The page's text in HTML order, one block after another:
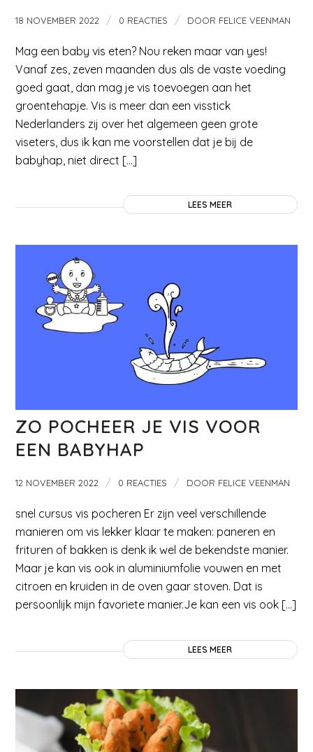
18 NOVEMBER 2022 / 0 REACTIES / DOOR FELICE VEENMAN
Mag een baby vis eten? Nou reken maar van yes!
Vanaf zes, zeven maanden dus als de vaste voeding
goed gaat, dan mag je vis toevoegen aan het
groentehapje. Vis is meer dan een visstick
Nederlanders zij over het algemeen geen grote
viseters, dus ik kan me voorstellen dat je bij de
babyhap, niet direct […]
LEES MEER
ZO POCHEER JE VIS VOOR
EEN BABYHAP
12 NOVEMBER 2022 / 0 REACTIES / DOOR FELICE VEENMAN
snel cursus vis pocheren Er zijn veel verschillende
manieren om vis lekker klaar te maken: paneren en
frituren of bakken is denk ik wel de bekendste manier.
Maar je kan vis ook in aluminiumfolie vouwen en met
citroen en kruiden in de oven gaar stoven. Dat is
persoonlijk mijn favoriete manier.Je kan een vis ook […]
LEES MEER